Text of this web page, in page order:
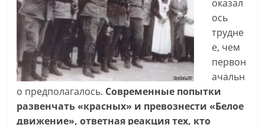
оказал
ось
трудне
е, чем
первон
ачальн
о предполагалось. Современные попытки
развенчать «красных» и превознести «Белое
движение», ответная реакция тех, кто